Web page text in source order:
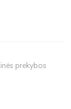
prekybos